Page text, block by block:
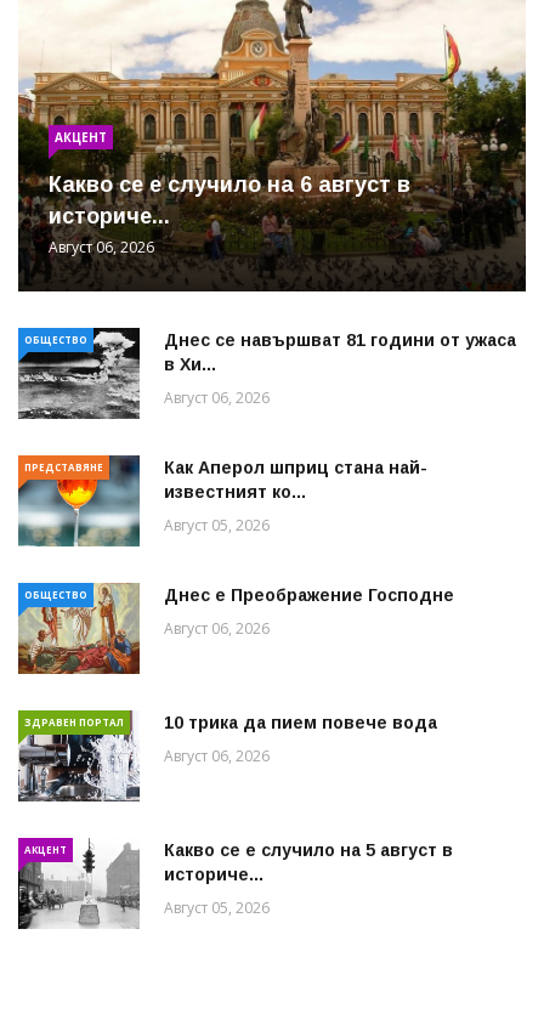
АКЦЕНТ
Какво се е случило на 6 август в
историче...
Август 06, 2026
ОБЩЕСТВО
Днес се навършват 81 години от ужаса
в Хи...
Август 06, 2026
ПРЕДСТАВЯНЕ
Как Аперол шприц стана най-
известният ко...
Август 05, 2026
ОБЩЕСТВО Днес е Преображение Господне
Август 06, 2026
ЗДРАВЕН ПОРТАЛ 10 трика да пием повече вода
Август 06, 2026
АКЦЕНТ
Какво се е случило на 5 август в
историче...
Август 05, 2026